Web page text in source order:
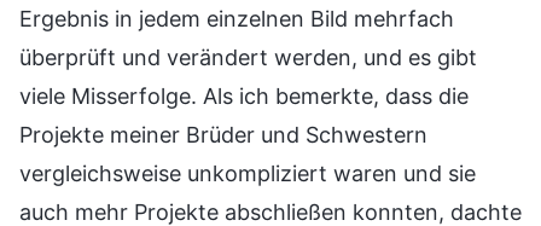
Ergebnis in jedem einzelnen Bild mehrfach
überprüft und verändert werden, und es gibt
viele Misserfolge. Als ich bemerkte, dass die
Projekte meiner Brüder und Schwestern
vergleichsweise unkompliziert waren und sie
auch mehr Projekte abschließen konnten, dachte